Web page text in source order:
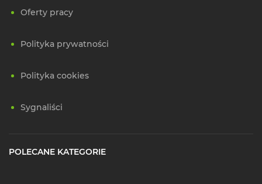
Oferty pracy
Polityka prywatności
Polityka cookies
Sygnaliści
POLECANE KATEGORIE